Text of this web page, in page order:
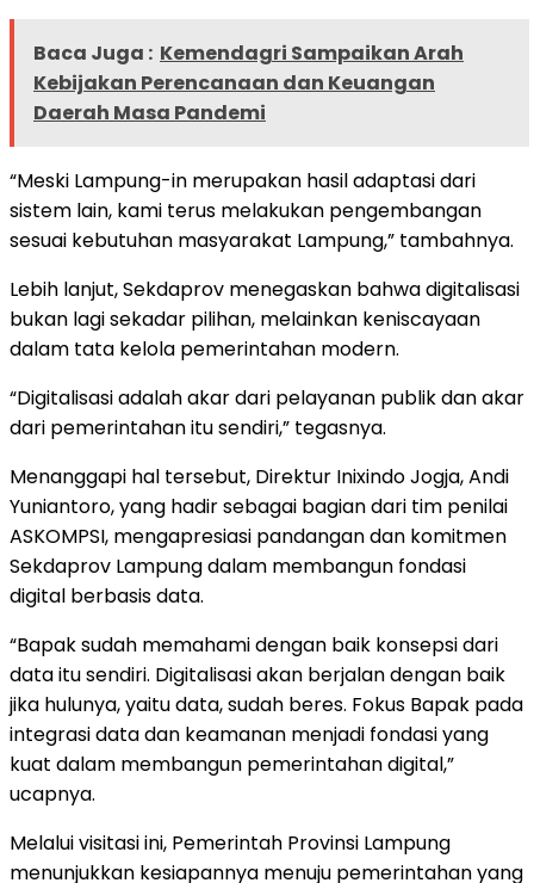
Baca Juga : Kemendagri Sampaikan Arah
Kebijakan Perencanaan dan Keuangan
Daerah Masa Pandemi
“Meski Lampung-in merupakan hasil adaptasi dari
sistem lain, kami terus melakukan pengembangan
sesuai kebutuhan masyarakat Lampung,” tambahnya.
Lebih lanjut, Sekdaprov menegaskan bahwa digitalisasi
bukan lagi sekadar pilihan, melainkan keniscayaan
dalam tata kelola pemerintahan modern.
“Digitalisasi adalah akar dari pelayanan publik dan akar
dari pemerintahan itu sendiri,” tegasnya.
Menanggapi hal tersebut, Direktur Inixindo Jogja, Andi
Yuniantoro, yang hadir sebagai bagian dari tim penilai
ASKOMPSI, mengapresiasi pandangan dan komitmen
Sekdaprov Lampung dalam membangun fondasi
digital berbasis data.
“Bapak sudah memahami dengan baik konsepsi dari
data itu sendiri. Digitalisasi akan berjalan dengan baik
jika hulunya, yaitu data, sudah beres. Fokus Bapak pada
integrasi data dan keamanan menjadi fondasi yang
kuat dalam membangun pemerintahan digital,”
ucapnya.
Melalui visitasi ini, Pemerintah Provinsi Lampung
menunjukkan kesiapannya menuju pemerintahan yang